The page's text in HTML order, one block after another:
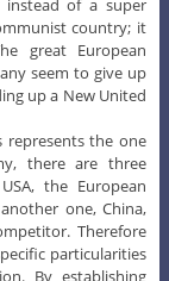
of a super
country; it
great European
seem to give up
up a New United
represents the one
there are three
the European
one, China,
Therefore
particularities
By establishing